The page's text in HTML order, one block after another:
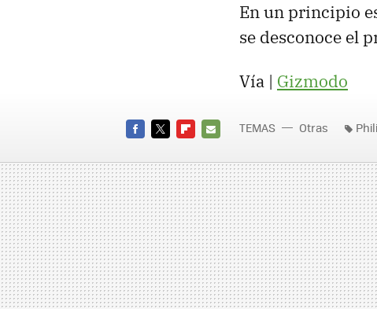
En un principio
se desconoce el
Vía | Gizmodo
MAIL
TEMAS Otras